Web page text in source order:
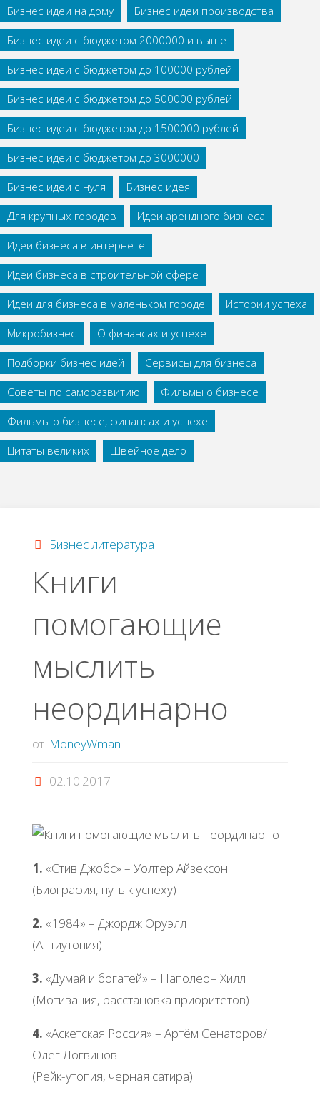
Бизнес идеи на дому
Бизнес идеи производства
Бизнес идеи с бюджетом 2000000 и выше
Бизнес идеи с бюджетом до 100000 рублей
Бизнес идеи с бюджетом до 500000 рублей
Бизнес идеи с бюджетом до 1500000 рублей
Бизнес идеи с бюджетом до 3000000
Бизнес идеи с нуля
Бизнес идея
Для крупных городов
Идеи арендного бизнеса
Идеи бизнеса в интернете
Идеи бизнеса в строительной сфере
Идеи для бизнеса в маленьком городе
Истории успеха
Микробизнес
О финансах и успехе
Подборки бизнес идей
Сервисы для бизнеса
Советы по саморазвитию
Фильмы о бизнесе
Фильмы о бизнесе, финансах и успехе
Цитаты великих
Швейное дело
Бизнес литература
Книги
помогающие
мыслить
неординарно
от MoneyWman
02.10.2017
1. «Стив Джобс» – Уолтер Айзексон
(Биография, путь к успеху)
2. «1984» – Джордж Оруэлл
(Антиутопия)
3. «Думай и богатей» – Наполеон Хилл
(Мотивация, расстановка приоритетов)
4. «Аскетская Россия» – Артём Сенаторов/
Олег Логвинов
(Рейк-утопия, черная сатира)